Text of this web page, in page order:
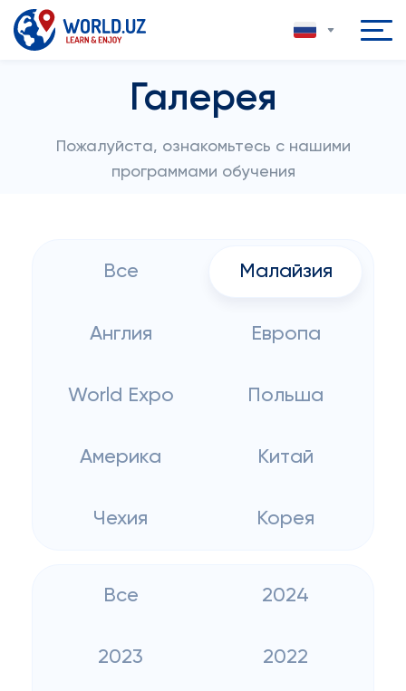
Галерея
Пожалуйста, ознакомьтесь с нашими
программами обучения
Все Малайзия
Англия Европа
World Expo Польша
Америка Китай
Чехия Корея
Все 2024
2023 2022